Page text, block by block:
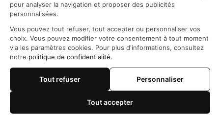
Coordonnées
Questions fréquemment posées
© 2026 Maison Otaku
pour analyser la navigation et proposer des publicités
personnalisées.
Vous pouvez tout refuser, tout accepter ou personnaliser vos
choix. Vous pouvez modifier votre consentement à tout moment
via les paramètres cookies. Pour plus d'informations, consultez
notre politique de confidentialité.
Tout refuser Personnaliser
Tout accepter